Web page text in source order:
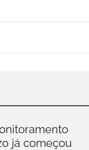
já começou